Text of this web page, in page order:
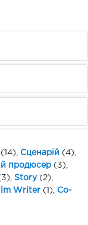
(14), Сценарій (4),
продюсер (3),
Story (2),
Writer (1), Co-